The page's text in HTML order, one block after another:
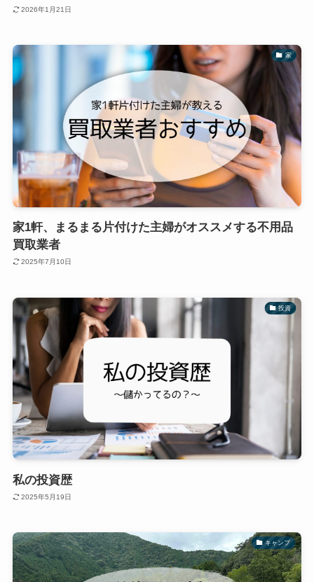
2026年1月21日
家
家1軒、まるまる片付けた主婦がオススメする不用品
買取業者
2025年7月10日
投資
私の投資歴
2025年5月19日
キャンプ